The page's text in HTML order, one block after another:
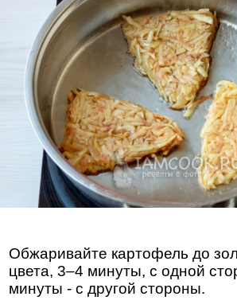
Обжаривайте картофель до
цвета, 3–4 минуты, с одной
минуты - с другой стороны.